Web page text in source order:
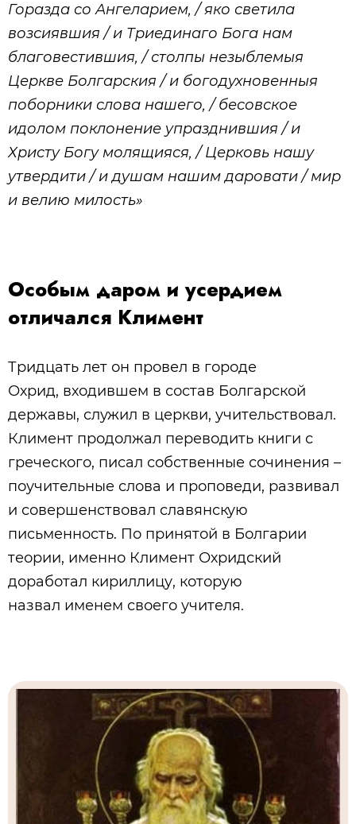
Горазда со Ангеларием, / яко светила
возсиявшия / и Триединаго Бога нам
благовестившия, / столпы незыблемыя
Церкве Болгарския / и богодухновенныя
поборники слова нашего, / бесовское
идолом поклонение упразднившия / и
Христу Богу молящияся, / Церковь нашу
утвердити / и душам нашим даровати / мир
и велию милость»
Особым даром и усердием
отличался Климент
Тридцать лет он провел в городе
Охрид, входившем в состав Болгарской
державы, служил в церкви, учительствовал.
Климент продолжал переводить книги с
греческого, писал собственные сочинения –
поучительные слова и проповеди, развивал
и совершенствовал славянскую
письменность. По принятой в Болгарии
теории, именно Климент Охридский
доработал кириллицу, которую
назвал именем своего учителя.